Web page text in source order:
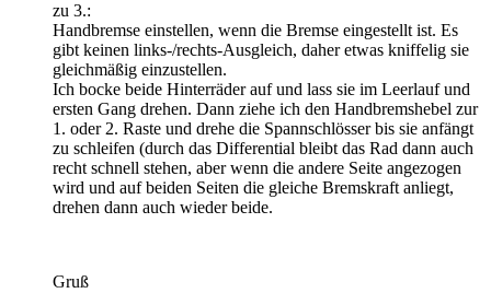
zu 3.:
Handbremse einstellen, wenn die Bremse eingestellt ist. Es
gibt keinen links-/rechts-Ausgleich, daher etwas kniffelig sie
gleichmäßig einzustellen.
Ich bocke beide Hinterräder auf und lass sie im Leerlauf und
ersten Gang drehen. Dann ziehe ich den Handbremshebel zur
1. oder 2. Raste und drehe die Spannschlösser bis sie anfängt
zu schleifen (durch das Differential bleibt das Rad dann auch
recht schnell stehen, aber wenn die andere Seite angezogen
wird und auf beiden Seiten die gleiche Bremskraft anliegt,
drehen dann auch wieder beide.
Gruß